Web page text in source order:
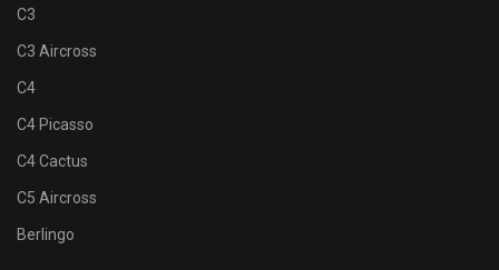
C3
C3 Aircross
C4
C4 Picasso
C4 Cactus
C5 Aircross
Berlingo